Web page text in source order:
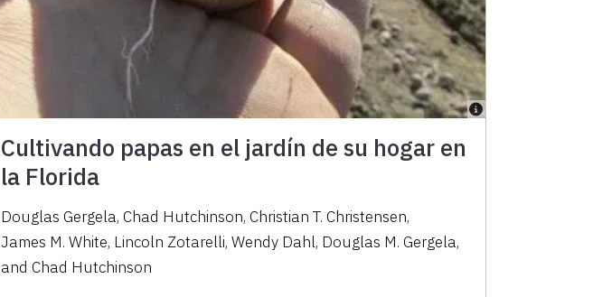
Cultivando papas en el jardín de su hogar en
la Florida
Douglas Gergela, Chad Hutchinson, Christian T. Christensen,
James M. White, Lincoln Zotarelli, Wendy Dahl, Douglas M. Gergela,
and Chad Hutchinson